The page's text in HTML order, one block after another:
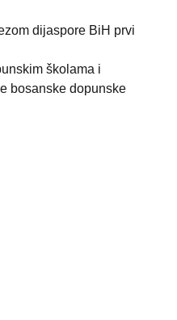
dijaspore BiH prvi
školama i
bosanske dopunske